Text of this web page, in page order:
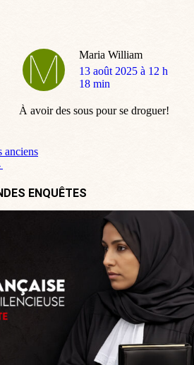
Maria William
dit
:
13 août 2025 à 12 h
18 min
À avoir des sous pour se droguer!
anciens
ENQUÊTES